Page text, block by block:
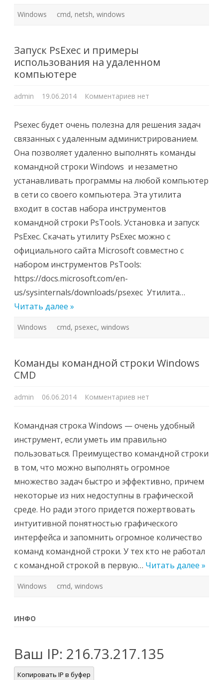
Windows cmd, netsh, windows
Запуск PsExec и примеры
использования на удаленном
компьютере
admin 19.06.2014 Комментариев к
и
примеры
использования
на
удаленном
компьютере
нет
Psexec будет очень полезна для решения задач
связанных с удаленным администрированием.
Она позволяет удаленно выполнять команды
командной строки Windows и незаметно
устанавливать программы на любой компьютер
в сети со своего компьютера. Эта утилита
входит в состав набора инструментов
командной строки PsTools. Установка и запуск
PsExec. Скачать утилиту PsExec можно с
официального сайта Microsoft совместно с
набором инструментов PsTools:
https://docs.microsoft.com/en-
us/sysinternals/downloads/psexec Утилита…
Читать далее »
Windows cmd, psexec, windows
Команды командной строки Windows
CMD
admin 06.06.2014 Комментариев к
строки
Windows
CMD
нет
Командная строка Windows — очень удобный
инструмент, если уметь им правильно
пользоваться. Преимущество командной строки
в том, что можно выполнять огромное
множество задач быстро и эффективно, причем
некоторые из них недоступны в графической
среде. Но ради этого придется пожертвовать
интуитивной понятностью графического
интерфейса и запомнить огромное количество
команд командной строки. У тех кто не работал
с командной строкой в первую… Читать далее »
Windows cmd, windows
ИНФО
Ваш IP: 216.73.217.135
Копировать IP в буфер